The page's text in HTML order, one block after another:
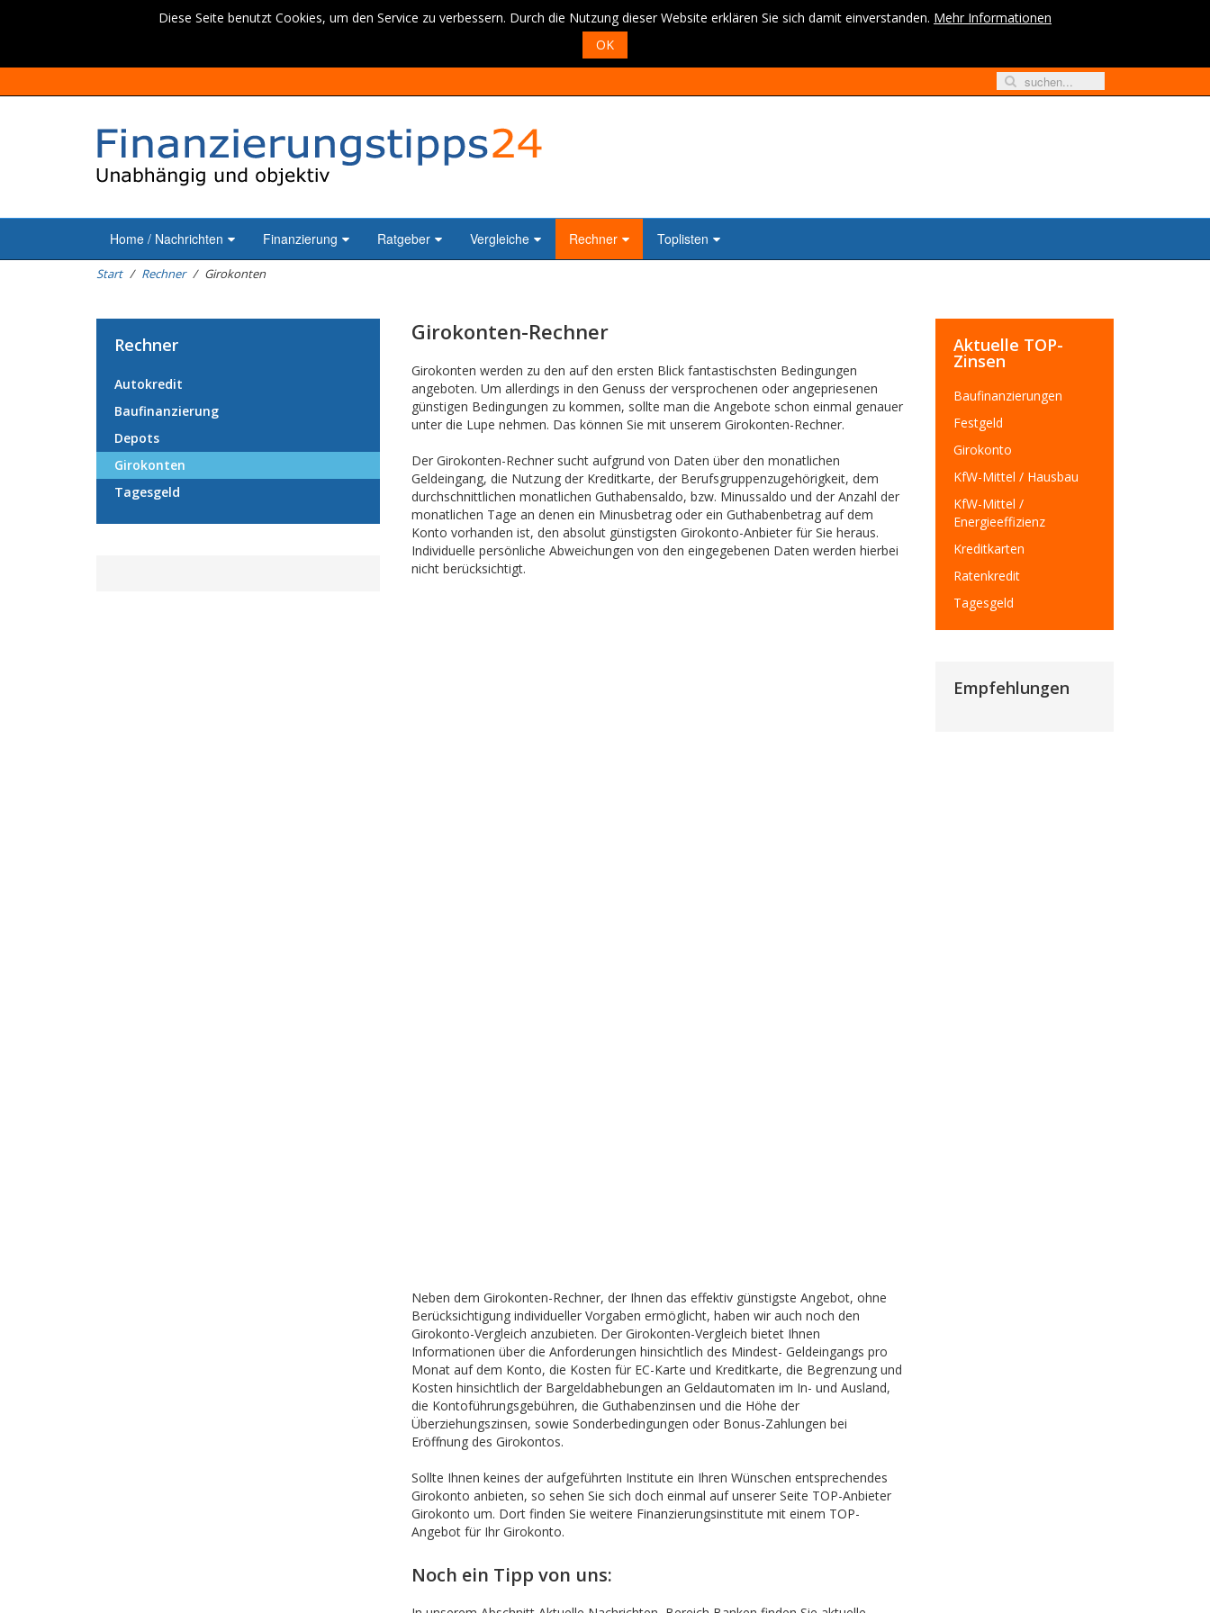
Diese Seite benutzt Cookies, um den Service zu verbessern. Durch die Nutzung dieser Website erklären Sie sich damit einverstanden. Mehr Informationen
OK
Home / Nachrichten Finanzierung Ratgeber Vergleiche Rechner Toplisten
Start Rechner Girokonten
Girokonten-Rechner
Girokonten werden zu den auf den ersten Blick fantastischsten Bedingungen
angeboten. Um allerdings in den Genuss der versprochenen oder angepriesenen
günstigen Bedingungen zu kommen, sollte man die Angebote schon einmal genauer
unter die Lupe nehmen. Das können Sie mit unserem Girokonten-Rechner.
Der Girokonten-Rechner sucht aufgrund von Daten über den monatlichen
Geldeingang, die Nutzung der Kreditkarte, der Berufsgruppenzugehörigkeit, dem
durchschnittlichen monatlichen Guthabensaldo, bzw. Minussaldo und der Anzahl der
monatlichen Tage an denen ein Minusbetrag oder ein Guthabenbetrag auf dem
Konto vorhanden ist, den absolut günstigsten Girokonto-Anbieter für Sie heraus.
Individuelle persönliche Abweichungen von den eingegebenen Daten werden hierbei
nicht berücksichtigt.
Neben dem Girokonten-Rechner, der Ihnen das effektiv günstigste Angebot, ohne
Berücksichtigung individueller Vorgaben ermöglicht, haben wir auch noch den
Girokonto-Vergleich anzubieten. Der Girokonten-Vergleich bietet Ihnen
Informationen über die Anforderungen hinsichtlich des Mindest- Geldeingangs pro
Monat auf dem Konto, die Kosten für EC-Karte und Kreditkarte, die Begrenzung und
Kosten hinsichtlich der Bargeldabhebungen an Geldautomaten im In- und Ausland,
die Kontoführungsgebühren, die Guthabenzinsen und die Höhe der
Überziehungszinsen, sowie Sonderbedingungen oder Bonus-Zahlungen bei
Eröffnung des Girokontos.
Sollte Ihnen keines der aufgeführten Institute ein Ihren Wünschen entsprechendes
Girokonto anbieten, so sehen Sie sich doch einmal auf unserer Seite TOP-Anbieter
Girokonto um. Dort finden Sie weitere Finanzierungsinstitute mit einem TOP-
Angebot für Ihr Girokonto.
Noch ein Tipp von uns:
Rechner
Autokredit
Baufinanzierung
Depots
Girokonten
Tagesgeld
Aktuelle TOP-
Zinsen
Baufinanzierungen
Festgeld
Girokonto
KfW-Mittel / Hausbau
KfW-Mittel /
Energieeffizienz
Kreditkarten
Ratenkredit
Tagesgeld
Empfehlungen